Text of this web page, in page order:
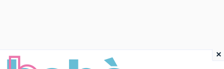
×